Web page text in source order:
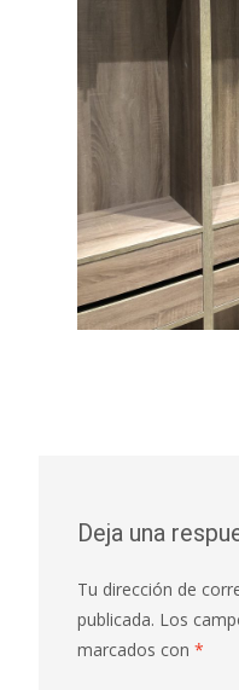
Deja una
Tu dirección de
publicada. Los
marcados con *